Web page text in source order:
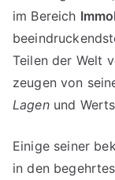
im Bereich
Teilen der Welt
zeugen von
Lagenund
Einige seiner
in den